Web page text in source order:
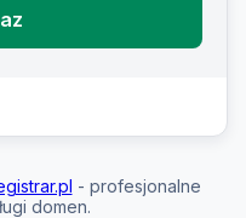
- profesjonalne
domen.